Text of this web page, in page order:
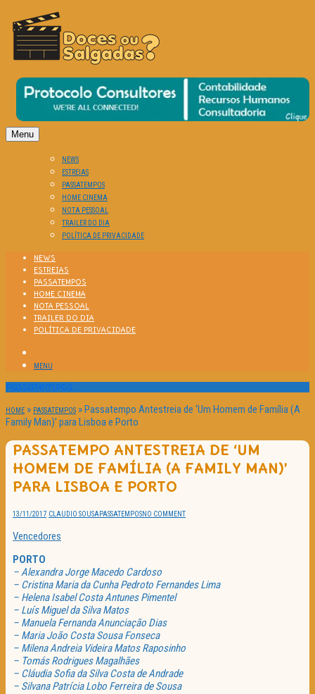
DOCES OU SALGADAS?
O Cinema? Uma Paixão!!
Menu
NEWS
ESTREIAS
PASSATEMPOS
HOME CINEMA
NOTA PESSOAL
TRAILER DO DIA
POLÍTICA DE PRIVACIDADE
NEWS
ESTREIAS
PASSATEMPOS
HOME CINEMA
NOTA PESSOAL
TRAILER DO DIA
POLÍTICA DE PRIVACIDADE
MENU
Passatempos
HOME » PASSATEMPOS »Passatempo Antestreia de ‘Um Homem de Família (A
Family Man)’ para Lisboa e Porto
PASSATEMPO ANTESTREIA DE ‘UM
HOMEM DE FAMÍLIA (A FAMILY MAN)’
PARA LISBOA E PORTO
13/11/2017 CLAUDIO SOUSAPASSATEMPOSNO COMMENT
Vencedores
PORTO
– Alexandra Jorge Macedo Cardoso
– Cristina Maria da Cunha Pedroto Fernandes Lima
– Helena Isabel Costa Antunes Pimentel
– Luís Miguel da Silva Matos
– Manuela Fernanda Anunciação Dias
– Maria João Costa Sousa Fonseca
– Milena Andreia Videira Matos Raposinho
– Tomás Rodrigues Magalhães
– Cláudia Sofia da Silva Costa de Andrade
– Silvana Patrícia Lobo Ferreira de Sousa